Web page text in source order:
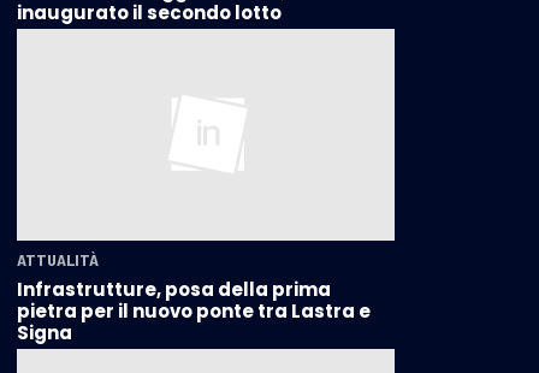
inaugurato il secondo lotto
ATTUALITÀ
Infrastrutture, posa della prima
pietra per il nuovo ponte tra Lastra e
Signa